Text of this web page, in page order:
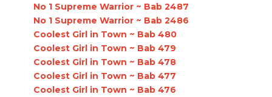
No 1 Supreme Warrior ~ Bab 2487
No 1 Supreme Warrior ~ Bab 2486
Coolest Girl in Town ~ Bab 480
Coolest Girl in Town ~ Bab 479
Coolest Girl in Town ~ Bab 478
Coolest Girl in Town ~ Bab 477
Coolest Girl in Town ~ Bab 476